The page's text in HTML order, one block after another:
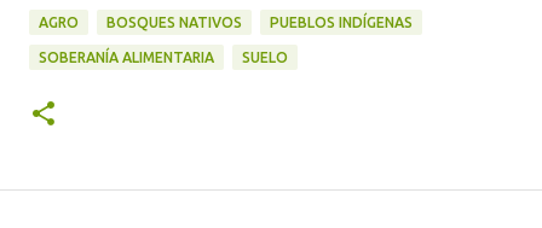
AGRO BOSQUES NATIVOS PUEBLOS INDÍGENAS
SOBERANÍA ALIMENTARIA SUELO